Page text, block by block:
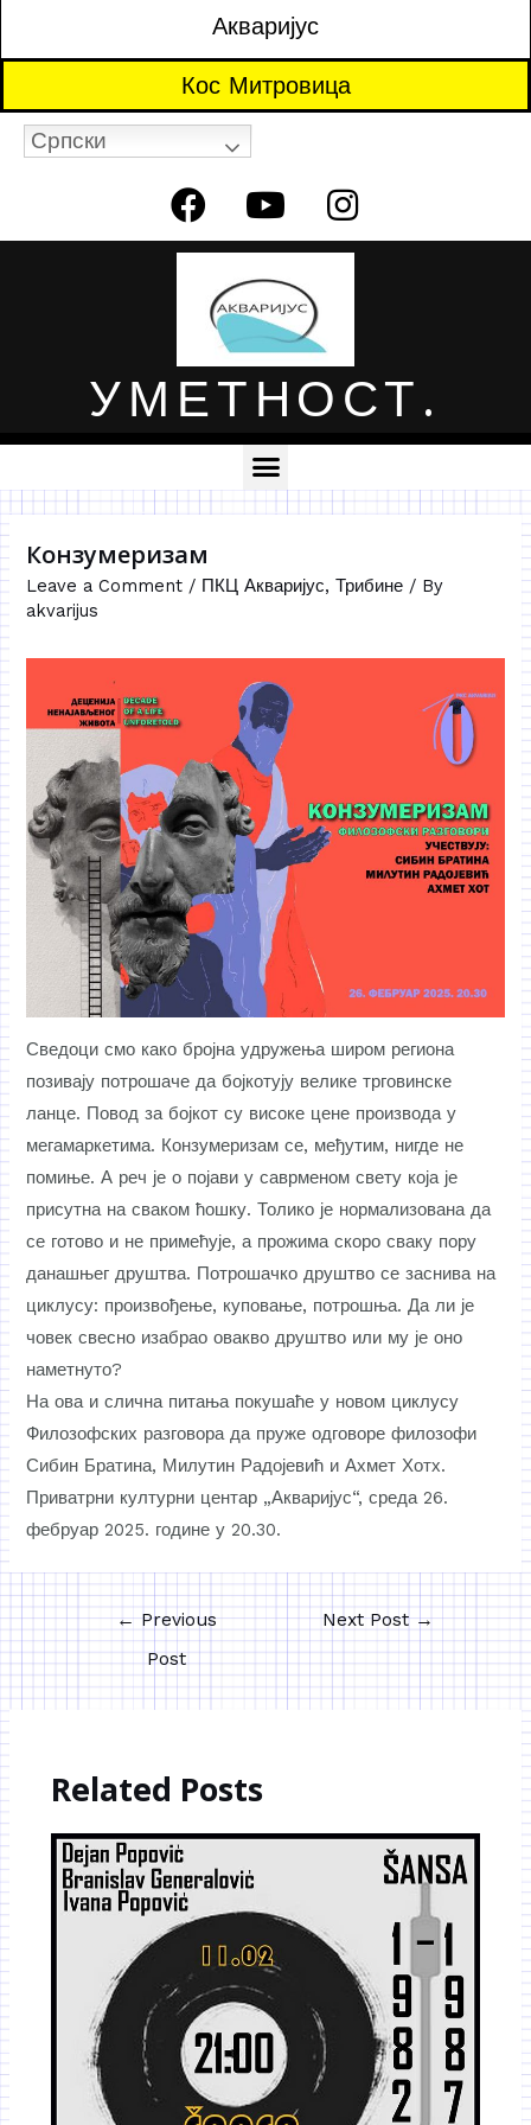
Акваријус
Кос Митровица
Српски
УМЕТНОСТ.
Конзумеризам
Leave a Comment / ПКЦ Акваријус,Трибине / By
akvarijus
Сведоци смо како бројна удружења широм региона
позивају потрошаче да бојкотују велике трговинске
ланце. Повод за бојкот су високе цене производа у
мегамаркетима. Конзумеризам се, међутим, нигде не
помиње. А реч је о појави у саврменом свету која је
присутна на сваком ћошку. Толико је нормализована да
се готово и не примећује, а прожима скоро сваку пору
данашњег друштва. Потрошачко друштво се заснива на
циклусу: произвођење, куповање, потрошња. Да ли је
човек свесно изабрао овакво друштво или му је оно
наметнуто?
На ова и слична питања покушаће у новом циклусу
Филозофских разговора да пруже одговоре филозофи
Сибин Братина, Милутин Радојевић и Ахмет Хотх.
Приватрни културни центар „Акваријус“, среда 26.
фебруар 2025. године у 20.30.
←Previous
Post
Next Post→
Related Posts